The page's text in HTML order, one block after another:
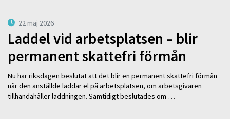
22 maj 2026
Laddel vid arbetsplatsen – blir
permanent skattefri förmån
Nu har riksdagen beslutat att det blir en permanent skattefri förmån
när den anställde laddar el på arbetsplatsen, om arbetsgivaren
tillhandahåller laddningen. Samtidigt beslutades om …